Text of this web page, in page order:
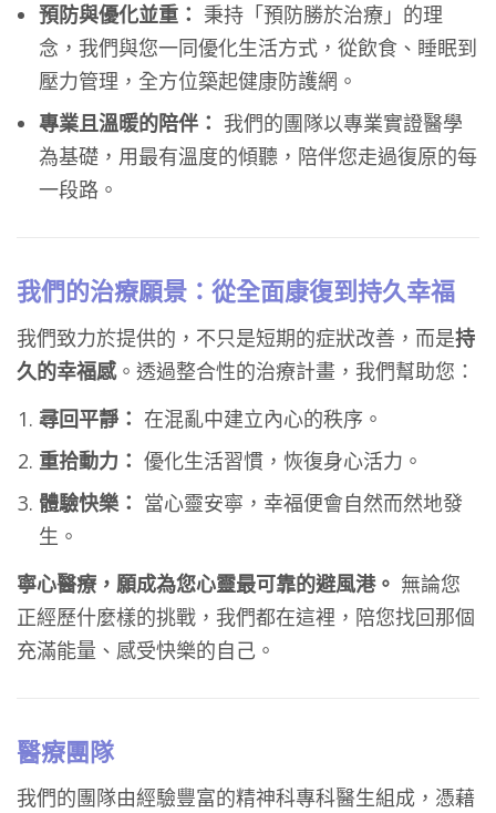
預防與優化並重： 秉持「預防勝於治療」的理
念，我們與您一同優化生活方式，從飲食、睡眠到
壓力管理，全方位築起健康防護網。
專業且溫暖的陪伴： 我們的團隊以專業實證醫學
為基礎，用最有溫度的傾聽，陪伴您走過復原的每
一段路。
我們的治療願景：從全面康復到持久幸福
我們致力於提供的，不只是短期的症狀改善，而是持
久的幸福感。透過整合性的治療計畫，我們幫助您：
尋回平靜： 在混亂中建立內心的秩序。
重拾動力： 優化生活習慣，恢復身心活力。
體驗快樂： 當心靈安寧，幸福便會自然而然地發
生。
寧心醫療，願成為您心靈最可靠的避風港。 無論您
正經歷什麼樣的挑戰，我們都在這裡，陪您找回那個
充滿能量、感受快樂的自己。
醫療團隊
我們的團隊由經驗豐富的精神科專科醫生組成，憑藉